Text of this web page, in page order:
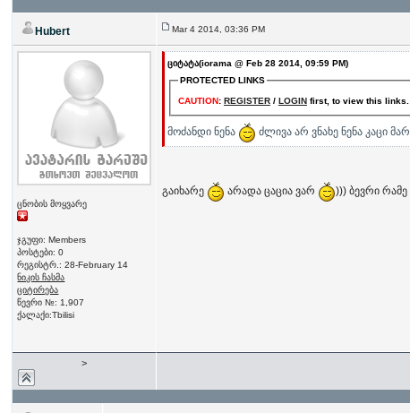
Hubert Mar 4 2014, 03:36 PM
ცნობის მოყვარე
ჯგუფი: Members
პოსტები: 0
რეგისტრ.: 28-February 14
ნიკის ჩასმა
ციტირება
წევრი №: 1,907
ქალაქი:Tbilisi
ციტატა(iorama @ Feb 28 2014, 09:59 PM)
PROTECTED LINKS
CAUTION: REGISTER/ LOGINfirst, to view this links.
მოძანდი ნენა ძლივა არ ვნახე ნენა კაცი
გაიხარე არადა ცაცია ვარ ))) ბევრი
>